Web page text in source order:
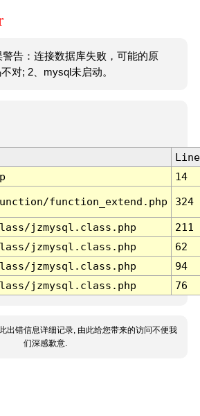
警告：连接数据库失败，可能的原
对; 2、mysql未启动。
Line
14
function_extend.php 324
jzmysql.class.php
211
jzmysql.class.php
62
jzmysql.class.php
94
jzmysql.class.php 76
出错信息详细记录, 由此给您带来的访问不便我
们深感歉意.